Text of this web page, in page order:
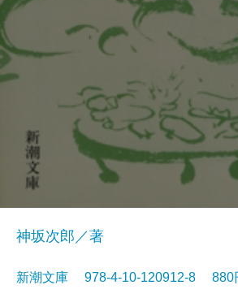
神坂次郎／著
新潮文庫 978-4-10-120912-8